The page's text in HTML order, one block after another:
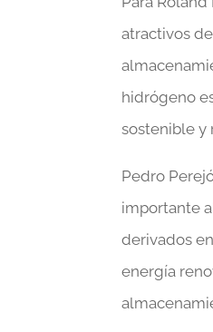
atractivos
hidrógeno
sostenible y
Pedro
importante
derivados
energía